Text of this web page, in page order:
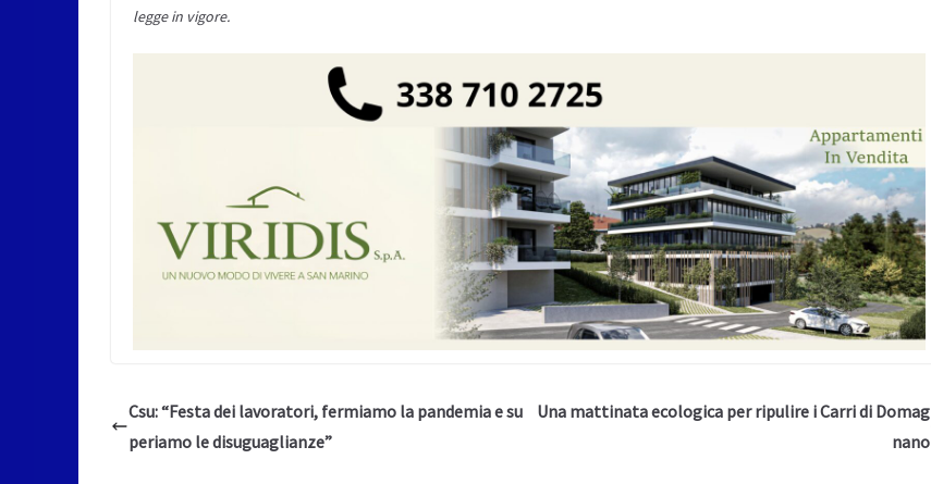
legge in vigore.
Csu: “Festa dei lavoratori, fermiamo la pandemia e su
periamo le disuguaglianze”
Una mattinata ecologica per ripulire i Carri di Domag
nano